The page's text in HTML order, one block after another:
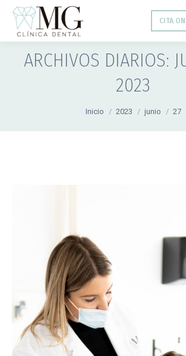
CITA
ARCHIVOS DIARIOS:
2023
Inicio 2023 junio 27